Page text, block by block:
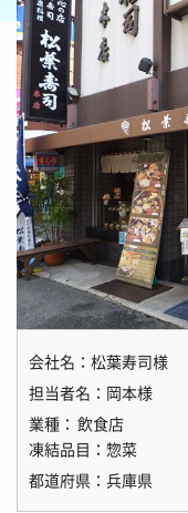
会社名： 松葉寿司様
担当者名： 岡本様
業種： 飲食店
凍結品目： 惣菜
都道府県： 兵庫県